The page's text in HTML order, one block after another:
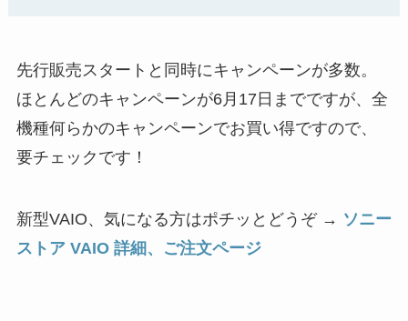
先行販売スタートと同時にキャンペーンが多数。
ほとんどのキャンペーンが6月17日までですが、全
機種何らかのキャンペーンでお買い得ですので、
要チェックです！
新型VAIO、気になる方はポチッとどうぞ → ソニー
ストア VAIO 詳細、ご注文ページ